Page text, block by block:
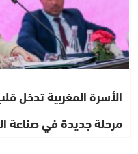
الأسرة المغربية تدخل
مرحلة جديدة في صناعة